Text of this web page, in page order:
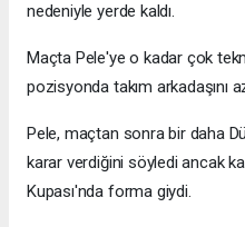
nedeniyle yerde kaldı.
Maçta Pele'ye o kadar çok
pozisyonda takım arkadaşını
Pele, maçtan sonra bir daha
karar verdiğini söyledi ancak
Kupası'nda forma giydi.